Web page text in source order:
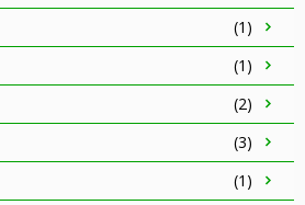
(1)
(1)
(2)
(3)
(1)